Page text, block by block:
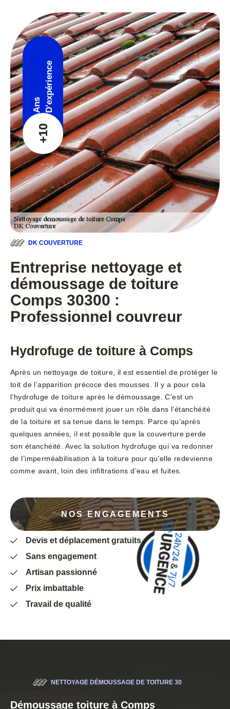
+10
Ans D'expérience
DK COUVERTURE
Entreprise nettoyage et
démoussage de toiture
Comps 30300 :
Professionnel couvreur
Hydrofuge de toiture à Comps
Après un nettoyage de toiture, il est essentiel de protéger le
toit de l’apparition précoce des mousses. Il y a pour cela
l’hydrofuge de toiture après le démoussage. C’est un
produit qui va énormément jouer un rôle dans l’étanchéité
de la toiture et sa tenue dans le temps. Parce qu’après
quelques années, il est possible que la couverture perde
son étanchéité. Avec la solution hydrofuge qui va redonner
de l’imperméabilisation à la toiture pour qu’elle redevienne
comme avant, loin des infiltrations d’eau et fuites.
NOS ENGAGEMENTS
Devis et déplacement gratuits
Sans engagement
Artisan passionné
Prix imbattable
Travail de qualité
NETTOYAGE DÉMOUSSAGE DE TOITURE 30
Démoussage toiture à Comps